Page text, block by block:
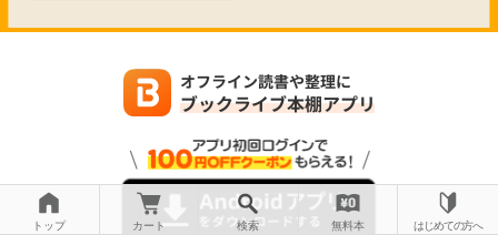
トップ カート 検索 無料本 はじめての方へ